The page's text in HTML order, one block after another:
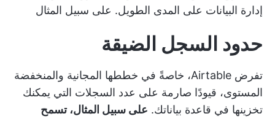
إدارة البيانات على المدى الطويل. على سبيل المثال
حدود السجل الضيقة
تفرض Airtable، خاصةً في خططها المجانية والمنخفضة
المستوى، قيودًا صارمة على عدد السجلات التي يمكنك
تخزينها في قاعدة بياناتك. على سبيل المثال، تسمح